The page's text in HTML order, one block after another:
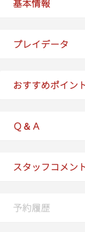
基本情報
プレイデータ
おすすめポイン
Ｑ＆Ａ
スタッフコメン
予約履歴